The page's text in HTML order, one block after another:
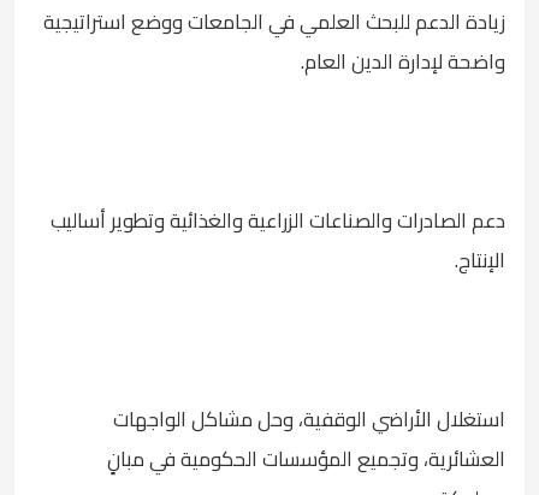
زيادة الدعم للبحث العلمي في الجامعات ووضع استراتيجية
واضحة لإدارة الدين العام.
دعم الصادرات والصناعات الزراعية والغذائية وتطوير أساليب
الإنتاج.
استغلال الأراضي الوقفية، وحل مشاكل الواجهات
العشائرية، وتجميع المؤسسات الحكومية في مبانٍ